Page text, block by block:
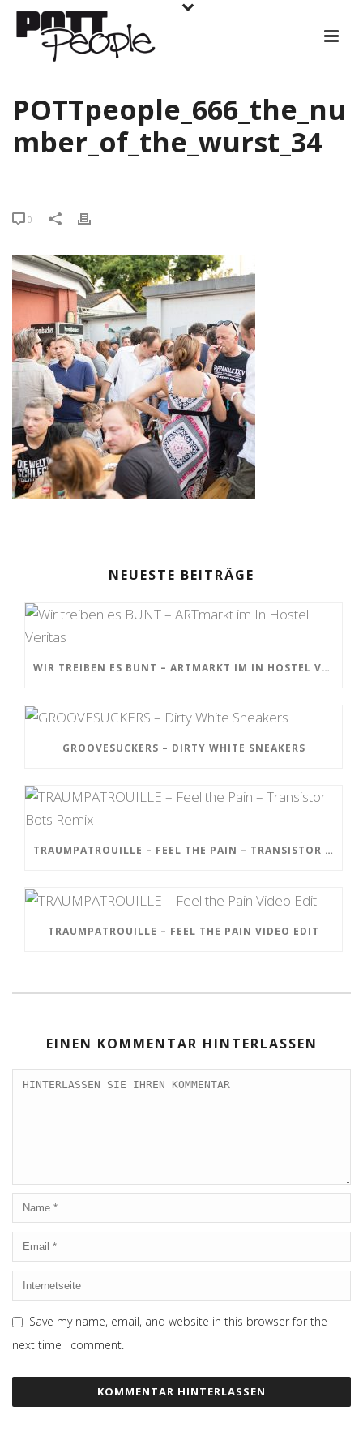
POTTpeople_666_the_nu
mber_of_the_wurst_34
0
NEUESTE BEITRÄGE
WIR TREIBEN ES BUNT – ARTMARKT IM IN HOSTEL VERITAS
GROOVESUCKERS – DIRTY WHITE SNEAKERS
TRAUMPATROUILLE – FEEL THE PAIN – TRANSISTOR BOTS REMIX
TRAUMPATROUILLE – FEEL THE PAIN VIDEO EDIT
EINEN KOMMENTAR HINTERLASSEN
Save my name, email, and website in this browser for the
next time I comment.